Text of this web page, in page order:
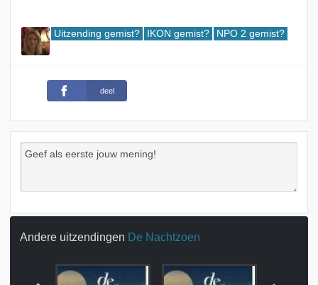
Uitzending gemist? IKON gemist? NPO 2 gemist?
deel
Andere uitzendingen De Nachtzoen